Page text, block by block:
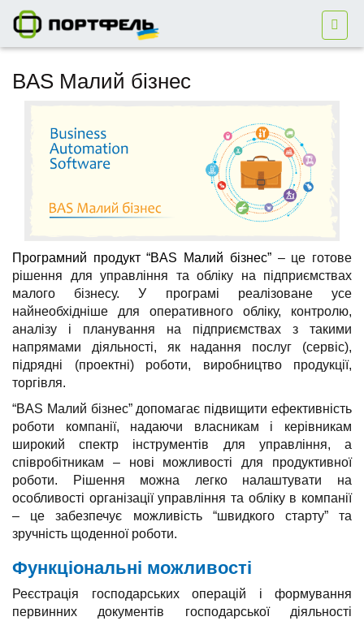
BAS Малий бізнес
Програмний продукт “BAS Малий бізнес”– це готове
рішення для управління та обліку на підприємствах
малого бізнесу. У програмі реалізоване усе
найнеобхідніше для оперативного обліку, контролю,
аналізу і планування на підприємствах з такими
напрямами діяльності, як надання послуг (сервіс),
підрядні (проектні) роботи, виробництво продукції,
торгівля.
“BAS Малий бізнес” допомагає підвищити ефективність
роботи компанії, надаючи власникам і керівникам
широкий спектр інструментів для управління, а
співробітникам – нові можливості для продуктивної
роботи. Рішення можна легко налаштувати на
особливості організації управління та обліку в компанії
– це забезпечує можливість “швидкого старту” та
зручність щоденної роботи.
Функціональні можливості
Реєстрація господарських операцій і формування
первинних документів господарської діяльності